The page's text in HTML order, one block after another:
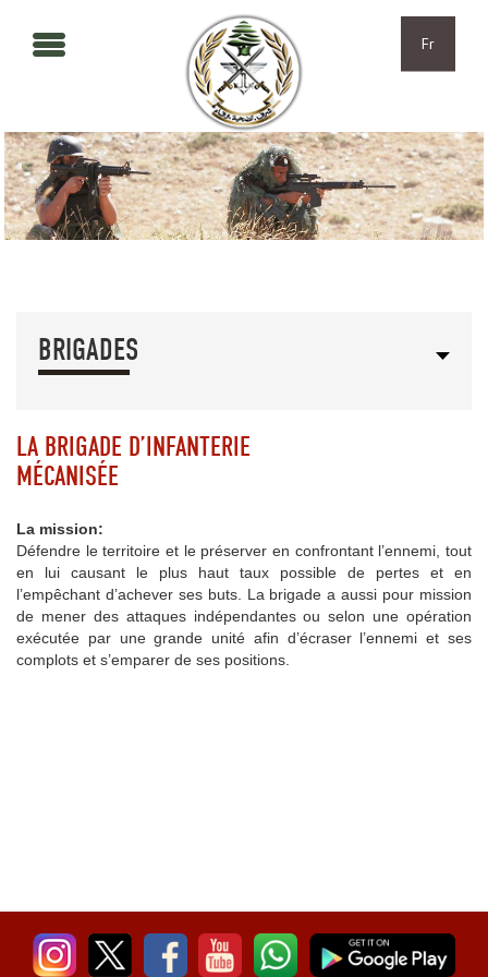
Fr
BRIGADES
LA BRIGADE D’INFANTERIE
MÉCANISÉE
La mission:
Défendre le territoire et le préserver en confrontant l’ennemi, tout
en lui causant le plus haut taux possible de pertes et en
l’empêchant d’achever ses buts. La brigade a aussi pour mission
de mener des attaques indépendantes ou selon une opération
exécutée par une grande unité afin d’écraser l’ennemi et ses
complots et s’emparer de ses positions.